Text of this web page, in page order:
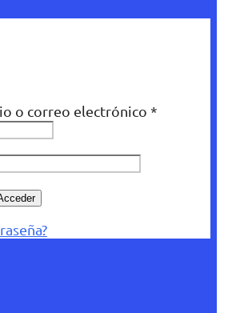
o correo electrónico *